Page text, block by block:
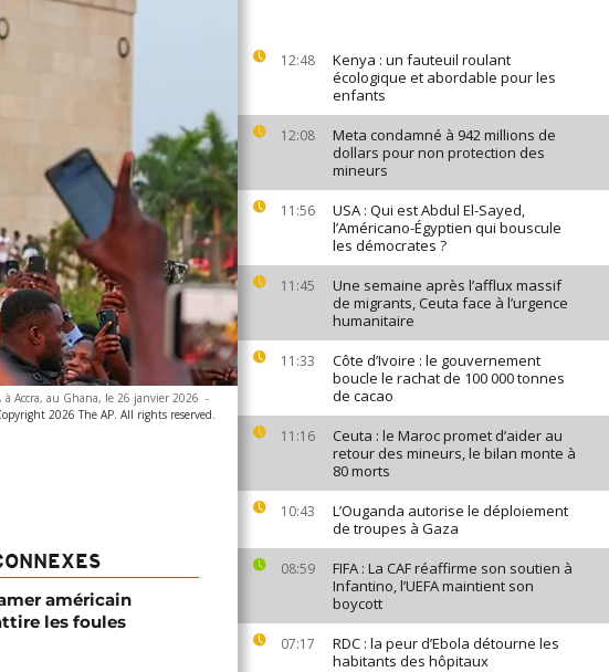
12:48
Kenya : un fauteuil roulant
écologique et abordable pour les
enfants
12:08
Meta condamné à 942 millions de
dollars pour non protection des
mineurs
11:56
USA : Qui est Abdul El-Sayed,
l’Américano-Égyptien qui bouscule
les démocrates ?
11:45
Une semaine après l’afflux massif
de migrants, Ceuta face à l’urgence
humanitaire
11:33
Côte d’Ivoire : le gouvernement
boucle le rachat de 100 000 tonnes
de cacao
11:16
Ceuta : le Maroc promet d’aider au
retour des mineurs, le bilan monte à
80 morts
10:43
L’Ouganda autorise le déploiement
de troupes à Gaza
08:59
FIFA : La CAF réaffirme son soutien à
Infantino, l’UEFA maintient son
boycott
07:17
RDC : la peur d’Ebola détourne les
habitants des hôpitaux
à Accra, au Ghana, le 26 janvier 2026 -
2026 The AP. All rights reserved.
américain
les foules